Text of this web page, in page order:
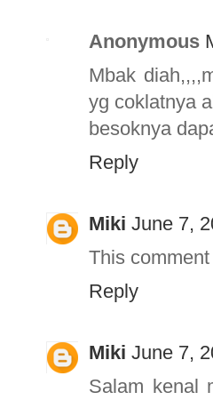
Anonymous
Mbak
yg coklatnya
besoknya
Reply
Miki June 7,
This
Reply
Miki June 7,
Salam kenal